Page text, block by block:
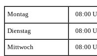
Montag 08:00
Dienstag 08:00
Mittwoch 08:00